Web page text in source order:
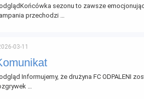
sezonu to zawsze
przechodzi …
03-11
Informujemy, że drużyna FC ODPALENI
…